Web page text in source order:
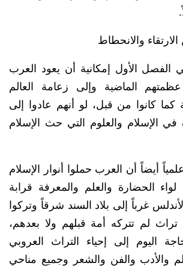
والانحطاط
الفصل الأول إمكانية أن يعود العرب
الماضية وإلى زعامة العالم
كما كانوا من قبل، لو أنهم عادوا إلى
في الإسلام والعلوم التي حث الإسلام
أيضاً أن العرب حملوا أنوار الإسلام
لواء الحضارة والعلم والمعرفة قرابة
غرباً إلى بلاد السند شرقاً وتركوا
تراث لم تتركه أمة قبلهم ولا بعدهم،
اليوم إلى إحياء التراث العروبي
والأدب والفن والشعر وجميع مناحي